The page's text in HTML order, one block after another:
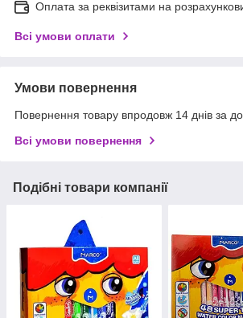
Оплата за реквізитами на
Всі умови оплати
Умови повернення
Повернення товару впродовж 14 днів за
Всі умови повернення
Подібні товари компанії